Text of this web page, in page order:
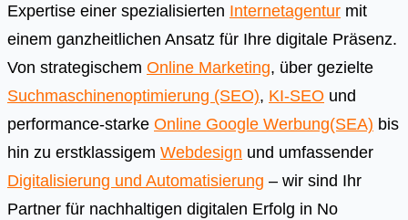
Expertise einer spezialisierten Internetagentur mit
einem ganzheitlichen Ansatz für Ihre digitale Präsenz.
Von strategischem Online Marketing, über gezielte
Suchmaschinenoptimierung (SEO), KI-SEO und
performance-starke Online Google Werbung(SEA) bis
hin zu erstklassigem Webdesign und umfassender
Digitalisierung und Automatisierung – wir sind Ihr
Partner für nachhaltigen digitalen Erfolg in No